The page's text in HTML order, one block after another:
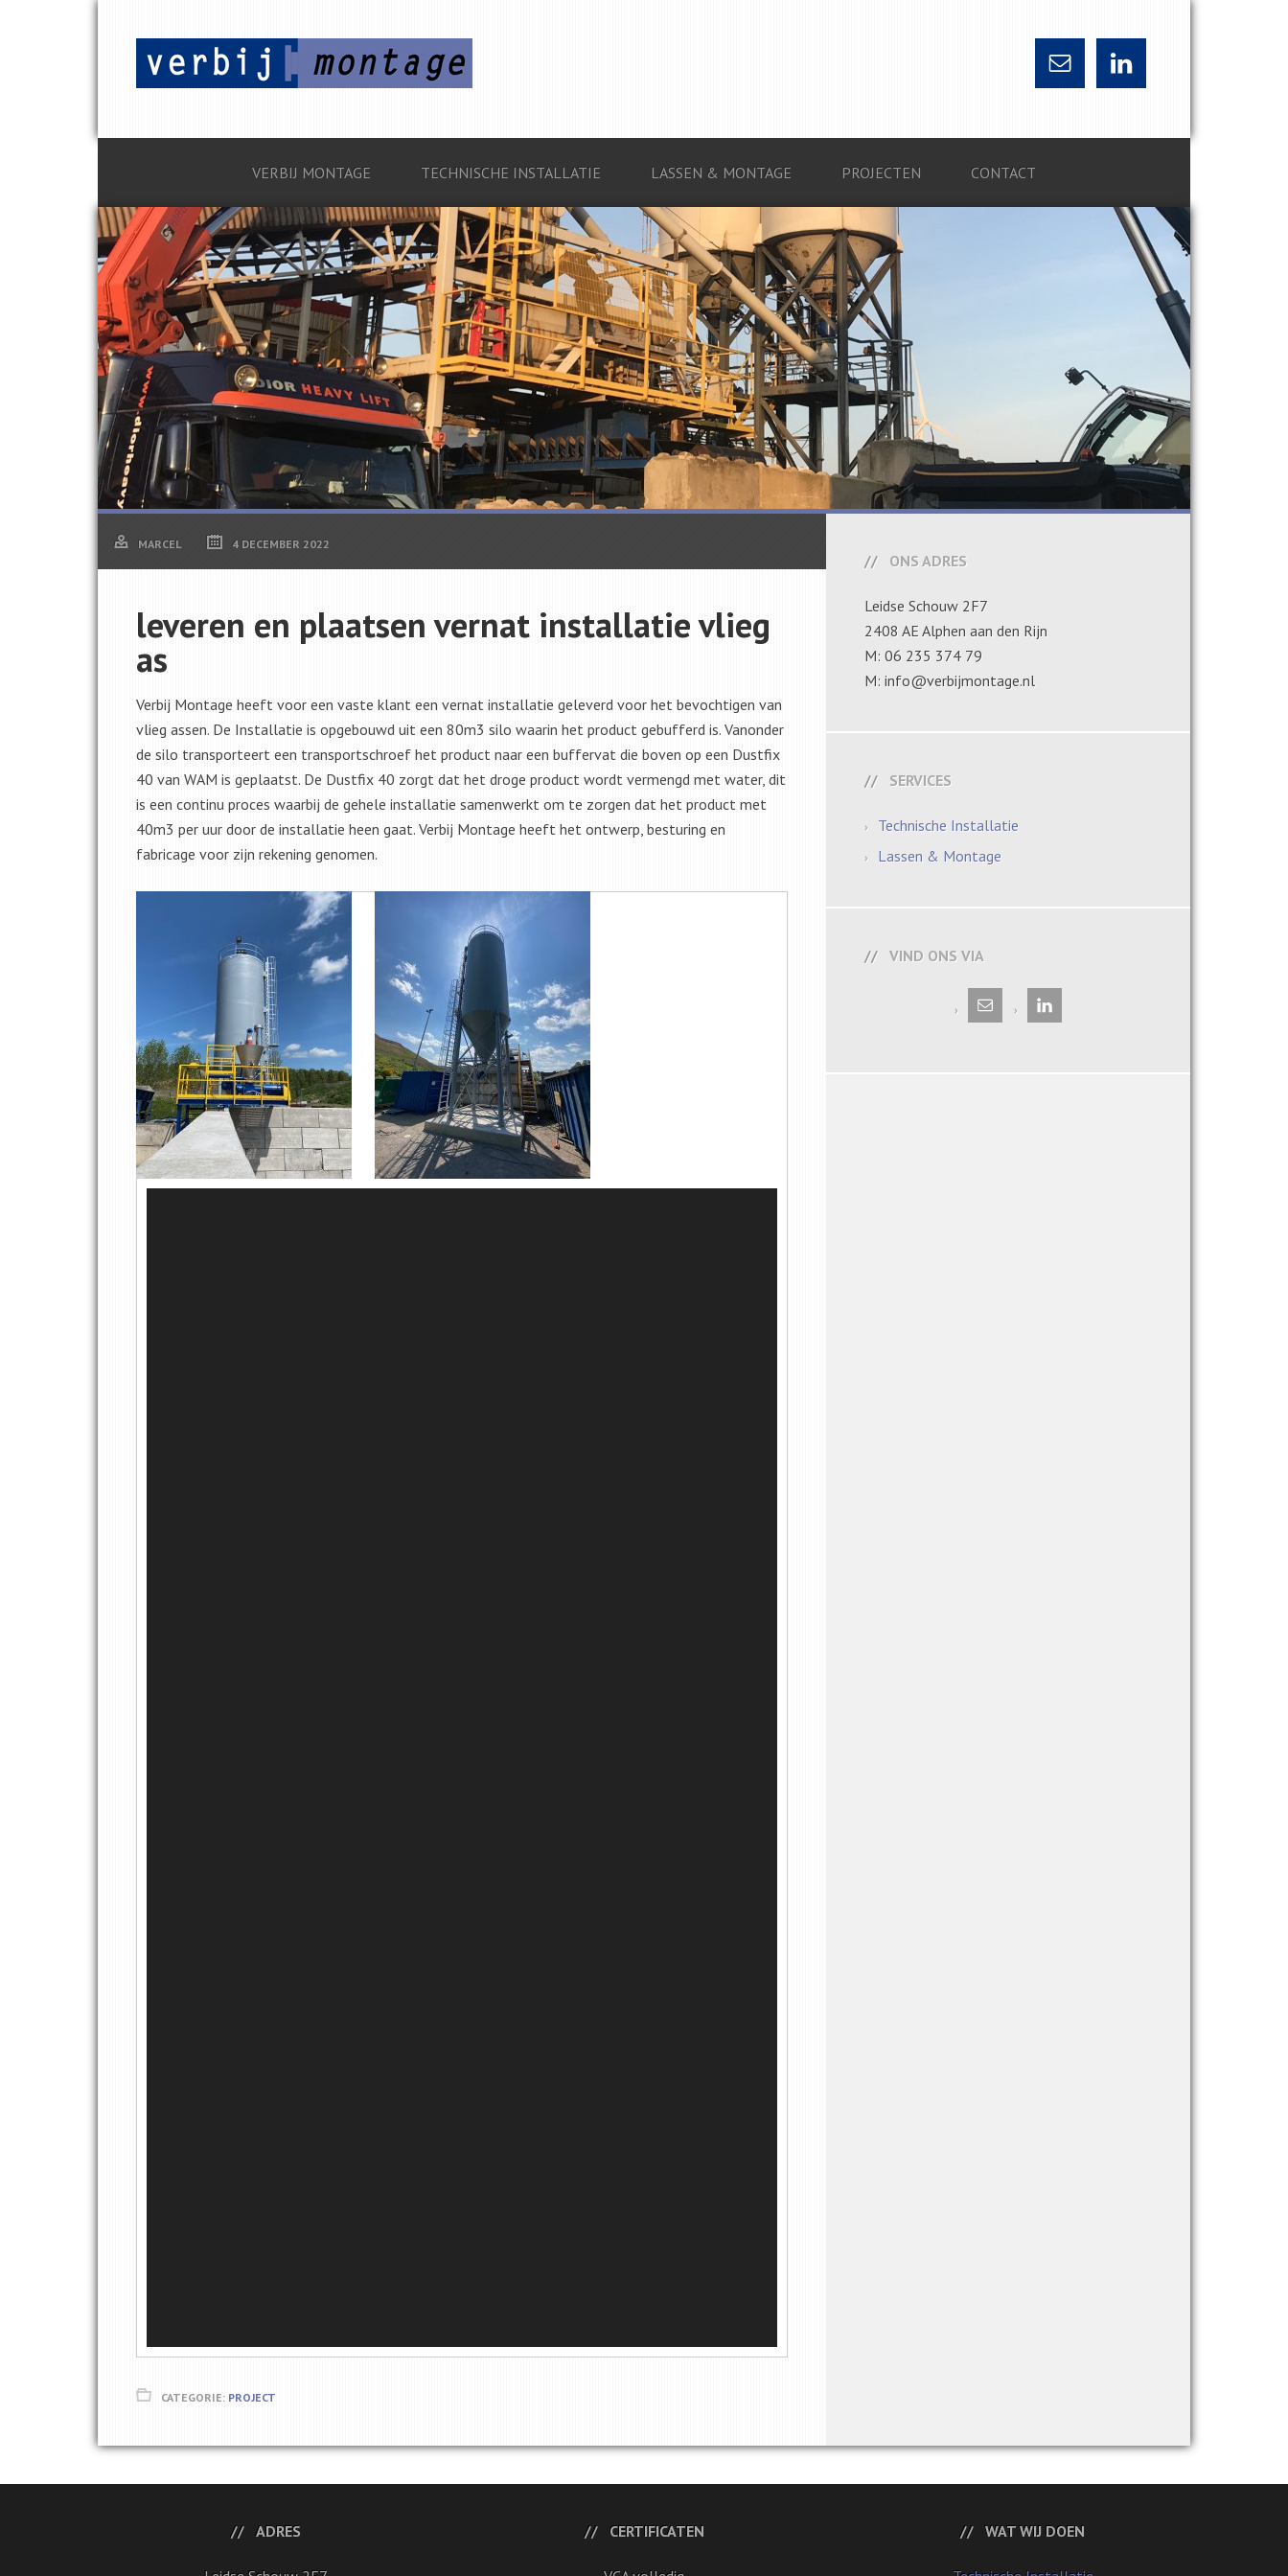
VERBIJ MONTAGE TECHNISCHE INSTALLATIE LASSEN & MONTAGE PROJECTEN CONTACT
MARCEL 4 DECEMBER 2022
leveren en plaatsen vernat installatie vlieg
as
Verbij Montage heeft voor een vaste klant een vernat installatie geleverd voor het bevochtigen van
vlieg assen. De Installatie is opgebouwd uit een 80m3 silo waarin het product gebufferd is. Vanonder
de silo transporteert een transportschroef het product naar een buffervat die boven op een Dustfix
40 van WAM is geplaatst. De Dustfix 40 zorgt dat het droge product wordt vermengd met water, dit
is een continu proces waarbij de gehele installatie samenwerkt om te zorgen dat het product met
40m3 per uur door de installatie heen gaat. Verbij Montage heeft het ontwerp, besturing en
fabricage voor zijn rekening genomen.
CATEGORIE: PROJECT
ONS ADRES
Leidse Schouw 2F7
2408 AE Alphen aan den Rijn
M: 06 235 374 79
M: info@verbijmontage.nl
SERVICES
Technische Installatie
Lassen & Montage
VIND ONS VIA
ADRES CERTIFICATEN WAT WIJ DOEN